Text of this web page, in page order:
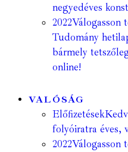
negyedéves
2022Válogasson
Tudomány
bármely
online!
VALÓSÁG
Előfizetések
folyóiratra éves,
2022Válogasson